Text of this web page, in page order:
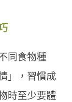
同食物種
」，習慣成
時至少要體